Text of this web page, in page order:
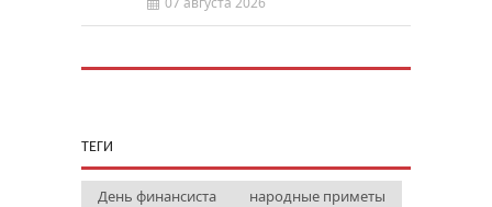
ТЕГИ
День финансиста
народные приметы